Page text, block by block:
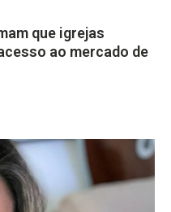
que igrejas
ao mercado de